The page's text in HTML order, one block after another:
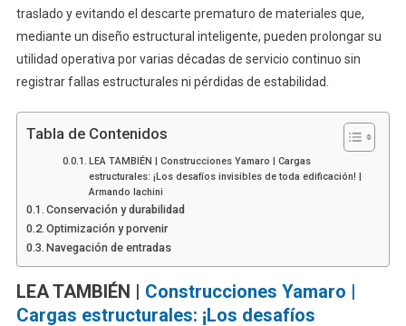
traslado y evitando el descarte prematuro de materiales que,
mediante un diseño estructural inteligente, pueden prolongar su
utilidad operativa por varias décadas de servicio continuo sin
registrar fallas estructurales ni pérdidas de estabilidad.
Tabla de Contenidos
LEA TAMBIÉN | Construcciones Yamaro | Cargas
estructurales: ¡Los desafíos invisibles de toda edificación! |
Armando Iachini
Conservación y durabilidad
Optimización y porvenir
Navegación de entradas
LEA TAMBIÉN | Construcciones Yamaro |
Cargas estructurales: ¡Los desafíos